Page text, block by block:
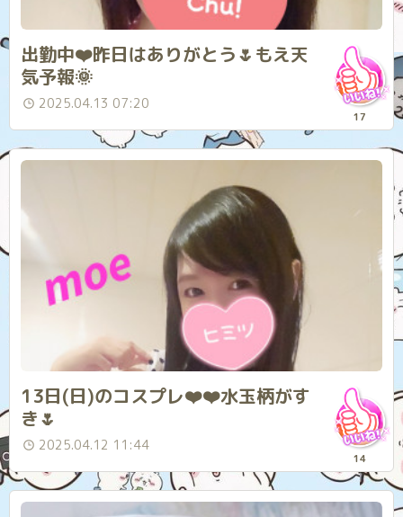
出勤中❤️昨日はありがとう🌷もえ天
気予報🌞
2025.04.13 07:20
17
13日(日)のコスプレ❤️❤️水玉柄がす
き🌷
2025.04.12 11:44
14